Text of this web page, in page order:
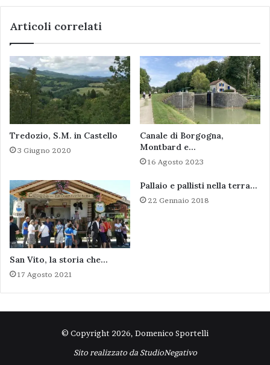
Articoli correlati
Tredozio, S.M. in Castello
3 Giugno 2020
Canale di Borgogna,
Montbard e…
16 Agosto 2023
San Vito, la storia che…
17 Agosto 2021
Pallaio e pallisti nella terra…
22 Gennaio 2018
© Copyright 2026, Domenico Sportelli
Sito realizzato da StudioNegativo